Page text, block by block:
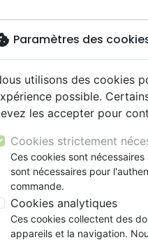
Nouveautés
courant
société, politique
cadeaux
couple
jeunes
jeunesse
méditations jeunesse
de fête
animés
vraies, témoignages
cadeaux
Petit
Référence
Description
Paramètres des
utilisons des cookies
possible.
les accepter pour
Cookies strictement
Ces cookies sont
sont nécessaires pour
commande.
Cookies analytiques
Ces cookies collectent des
appareils et la navigation.